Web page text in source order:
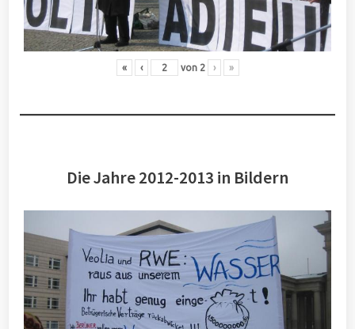
« ‹ von 2 › »
Die Jahre 2012-2013 in Bildern